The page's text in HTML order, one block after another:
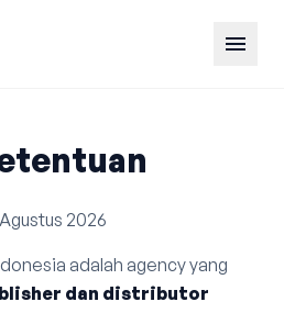
menu
2026
adalah agency yang
dan distributor